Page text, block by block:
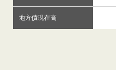
地方債現在高